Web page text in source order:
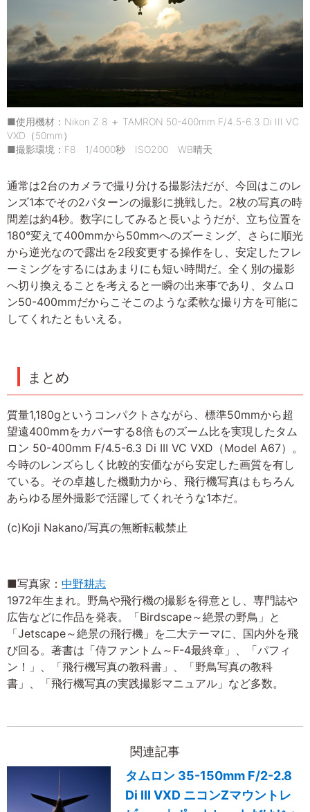
■使用機材：Nikon Z 8 ＋ TAMRON 50-400mm F/4.5-6.3 Di III VC
VXD（50mm）
■撮影環境：F8 1/4000秒 ISO200 WB晴天
通常は2台のカメラで撮り分ける撮影法だが、今回はこのレ
ンズ1本でその2パターンの撮影に挑戦した。2枚の写真の時
間差は約4秒。数字にしてみると長いようだが、立ち位置を
180°変えて400mmから50mmへのズーミング、さらに順光
から逆光なので露出を2段変更する操作をし、安定したフレ
ーミングをするにはあまりにも短い時間だ。全く別の撮影
へ切り換えることを考えると一瞬の出来事であり、タムロ
ン50-400mmだからこそこのような柔軟な撮り方を可能に
してくれたともいえる。
まとめ
質量1,180gというコンパクトさながら、標準50mmから超
望遠400mmをカバーする8倍ものズーム比を実現したタム
ロン 50-400mm F/4.5-6.3 Di III VC VXD（Model A67）。
今時のレンズらしく比較的安価ながら安定した画質を有し
ている。その卓越した機動力から、飛行機写真はもちろん
あらゆる屋外撮影で活躍してくれそうな1本だ。
(c)Koji Nakano/写真の無断転載禁止
■写真家： 中野耕志
1972年生まれ。野鳥や飛行機の撮影を得意とし、専門誌や
広告などに作品を発表。「Birdscape～絶景の野鳥」と
「Jetscape～絶景の飛行機」を二大テーマに、国内外を飛
び回る。著書は「侍ファントム～F-4最終章」、「パフィ
ン！」、「飛行機写真の教科書」、「野鳥写真の教科
書」、「飛行機写真の実践撮影マニュアル」など多数。
関連記事
タムロン 35-150mm F/2-2.8
Di III VXD ニコンZマウントレ